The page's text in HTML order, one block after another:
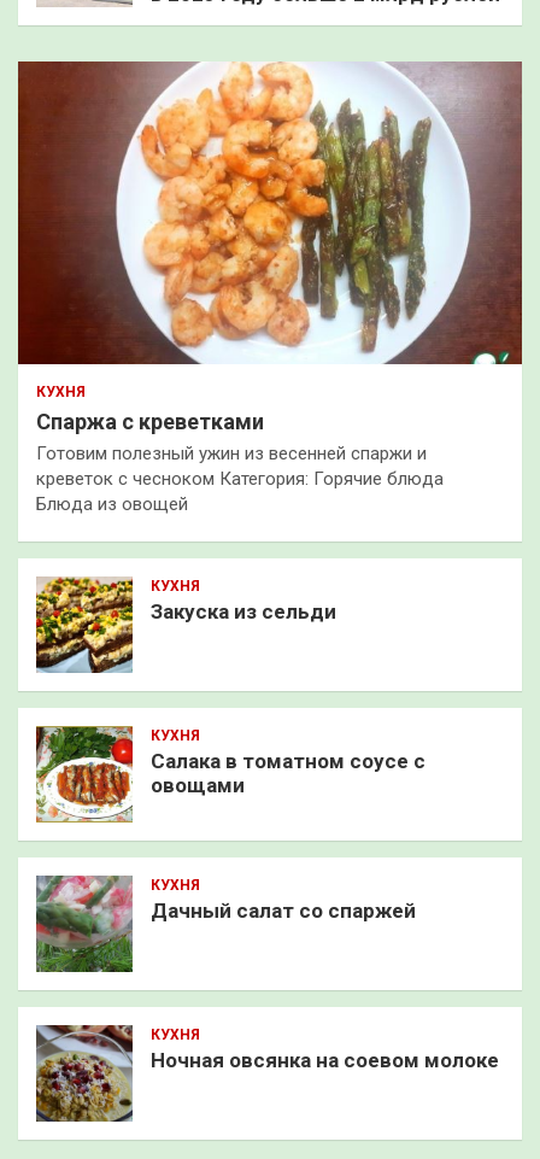
КУХНЯ
Спаржа с креветками
Готовим полезный ужин из весенней спаржи и
креветок с чесноком Категория: Горячие блюда
Блюда из овощей
КУХНЯ
Закуска из сельди
КУХНЯ
Салака в томатном соусе с
овощами
КУХНЯ
Дачный салат со спаржей
КУХНЯ
Ночная овсянка на соевом молоке